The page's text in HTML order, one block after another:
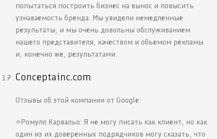
попытаться построить бизнес на вынос и повысить
узнаваемость бренда. Мы увидели немедленные
результаты, и мы очень довольны обслуживанием
нашего представителя, качеством и объемом рекламы
и, конечно же, результатами.
Conceptainc.com
Отзывы об этой компании от Google:
⭐️Ромуло Карвальо: Я не могу писать как клиент, но как
один из их доверенных подрядчиков могу сказать, что